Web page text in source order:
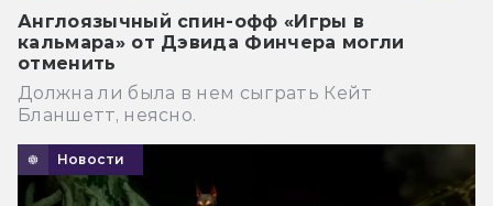
Англоязычный спин-офф «Игры в
кальмара» от Дэвида Финчера могли
отменить
Должна ли была в нем сыграть Кейт
Бланшетт, неясно.
Новости